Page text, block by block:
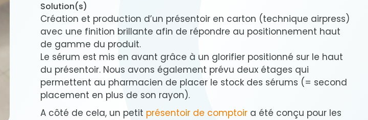
Solution(s)
Création et production d’un présentoir en carton (technique airpress)
avec une finition brillante afin de répondre au positionnement haut
de gamme du produit.
Le sérum est mis en avant grâce à un glorifier positionné sur le haut
du présentoir. Nous avons également prévu deux étages qui
permettent au pharmacien de placer le stock des sérums (= second
placement en plus de son rayon).
A côté de cela, un petit présentoir de comptoir a été conçu pour les